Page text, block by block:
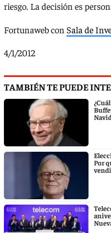
riesgo. La decisión es
Fortunaweb con Sala de
4/1/2012
TAMBIÉN TE PUEDE
Por